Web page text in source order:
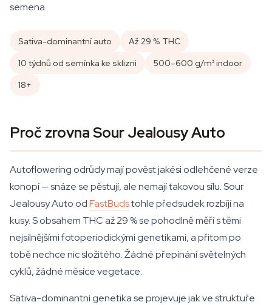
semena.
Sativa-dominantní auto
Až 29 % THC
10 týdnů od semínka ke sklizni
500–600 g/m² indoor
18+
Proč zrovna Sour Jealousy Auto
Autoflowering odrůdy mají pověst jakési odlehčené verze
konopí — snáze se pěstují, ale nemají takovou sílu. Sour
Jealousy Auto odFastBudstohle předsudek rozbíjí na
kusy. S obsahem THC až 29 % se pohodlně měří s těmi
nejsilnějšími fotoperiodickými genetikami, a přitom po
tobě nechce nic složitého. Žádné přepínání světelných
cyklů, žádné měsíce vegetace.
Sativa-dominantní genetika se projevuje jak ve struktuře